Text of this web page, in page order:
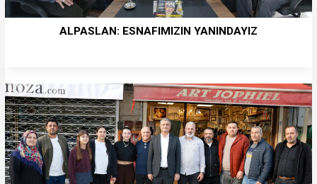
ALPASLAN: ESNAFIMIZIN YANINDAYIZ